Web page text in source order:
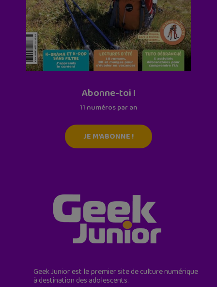
Abonne-toi !
11 numéros par an
JE M'ABONNE !
Geek Junior est le premier site de culture numérique
à destination des adolescents.